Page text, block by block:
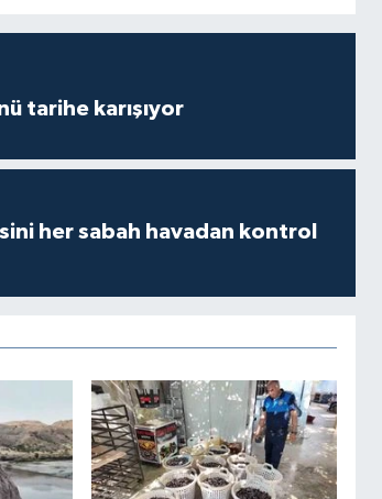
tarihe karışıyor
her sabah havadan kontrol